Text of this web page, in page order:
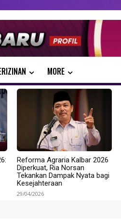
MORE
Reforma Agraria Kalbar 2026
Diperkuat, Ria Norsan
Tekankan Dampak Nyata bagi
Kesejahteraan
29/04/2026